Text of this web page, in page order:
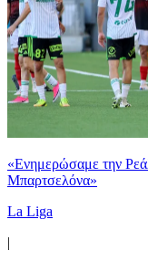
«Ενημερώσαμε την
Μπαρτσελόνα»
La Liga
|